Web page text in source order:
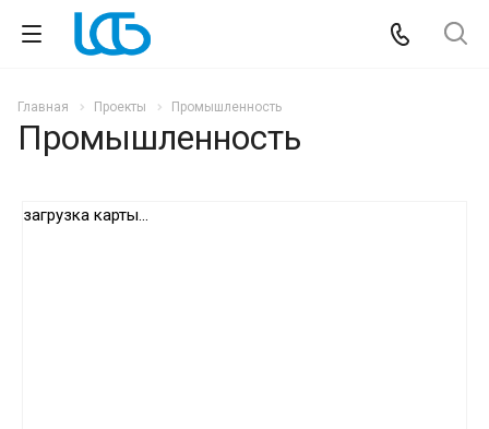
Главная Проекты Промышленность
Промышленность
загрузка карты...